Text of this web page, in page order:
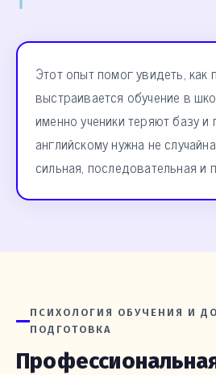
Этот опыт помог увидеть, как
выстраивается обучение в
именно ученики теряют базу и
английскому нужна не
сильная, последовательная и
ПСИХОЛОГИЯ ОБУЧЕНИЯ И
ПОДГОТОВКА